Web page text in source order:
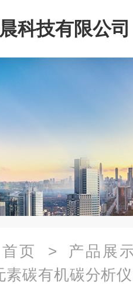
科技有限公司
首页 > 产品展
素碳有机碳分析仪